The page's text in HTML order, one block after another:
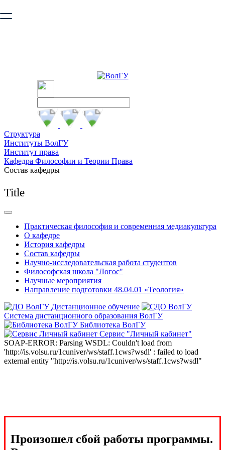
безопасную работу с сайтом. Пожалуйста
Структура
Институты ВолГУ
Институт права
Кафедра Философии и Теории Права
Состав кафедры
Title
Практическая философия и современная медиакультура
О кафедре
История кафедры
Состав кафедры
Научно-исследовательская работа студентов
Философская школа "Логос"
Научные мероприятия
Направление подготовки 48.04.01 «Теология»
Дистанционное обучение
Система дистанционного образования ВолГУ
Библиотека ВолГУ
Сервис "Личный кабинет"
SOAP-ERROR: Parsing WSDL: Couldn't load from
'http://is.volsu.ru/1cuniver/ws/staff.1cws?wsdl' : failed to load
external entity "http://is.volsu.ru/1cuniver/ws/staff.1cws?wsdl"
Произошел сбой работы программы.